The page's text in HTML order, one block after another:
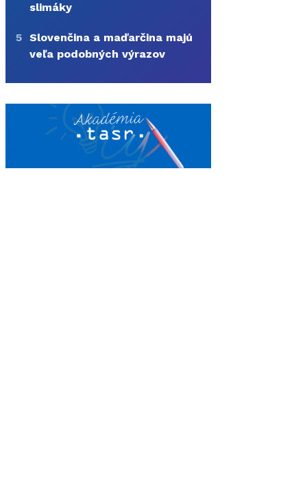
slimáky
5 Slovenčina a maďarčina majú
veľa podobných výrazov